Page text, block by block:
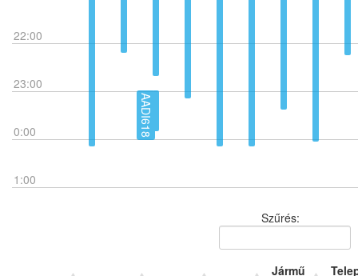
22:00
23:00
0:00
1:00
AADI618
Szűrés:
Jármű